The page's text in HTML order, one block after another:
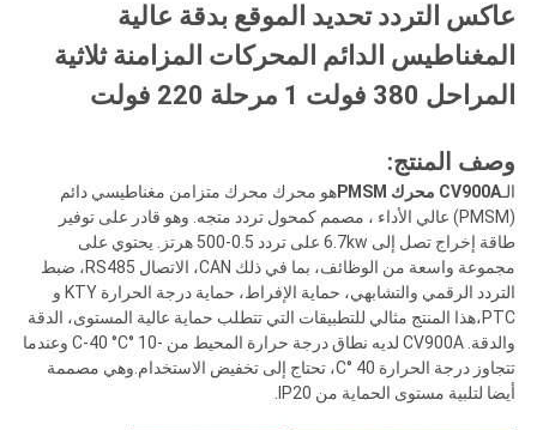
عاكس التردد تحديد الموقع بدقة عالية
المغناطيس الدائم المحركات المزامنة ثلاثية
المراحل 380 فولت 1 مرحلة 220 فولت
وصف المنتج:
الـCV900A محرك PMSM
هو محرك محرك متزامن مغناطيسي دائم
(PMSM) عالي الأداء ، مصمم كمحول تردد متجه. وهو قادر على توفير
طاقة إخراج تصل إلى 6.7kw على تردد 0.5-500 هرتز. يحتوي على
مجموعة واسعة من الوظائف، بما في ذلك CAN، الاتصال RS485، ضبط
التردد الرقمي والتشابهي، حماية الإفراط، حماية درجة الحرارة KTY و
PTC،هذا المنتج مثالي للتطبيقات التي تتطلب حماية عالية المستوى، الدقة
والدقة. CV900A لديه نطاق درجة حرارة المحيط من -10 °C-40 °C وعندما
تتجاوز درجة الحرارة 40 °C، تحتاج إلى تخفيض الاستخدام.وهي مصممة
أيضا لتلبية مستوى الحماية من IP20.